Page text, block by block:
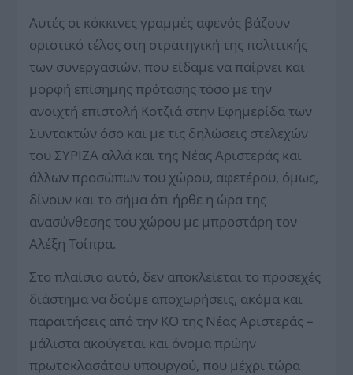
Αυτές οι κόκκινες γραμμές αφενός βάζουν
οριστικό τέλος στη στρατηγική της πολιτικής
των συνεργασιών, που είδαμε να παίρνει και
μορφή επίσημης πρότασης τόσο με την
ανοιχτή επιστολή Κοτζιά στην Εφημερίδα των
Συντακτών όσο και με τις δηλώσεις στελεχών
του ΣΥΡΙΖΑ αλλά και της Νέας Αριστεράς και
άλλων προσώπων του χώρου, αφετέρου, όμως,
δίνουν και το σήμα ότι ήρθε η ώρα της
ανασύνθεσης του χώρου με μπροστάρη τον
Αλέξη Τσίπρα.
Στο πλαίσιο αυτό, δεν αποκλείεται το προσεχές
διάστημα να δούμε αποχωρήσεις, ακόμα και
παραιτήσεις από την ΚΟ της Νέας Αριστεράς –
μάλιστα ακούγεται και όνομα πρώην
πρωτοκλασάτου υπουργού, που μέχρι τώρα